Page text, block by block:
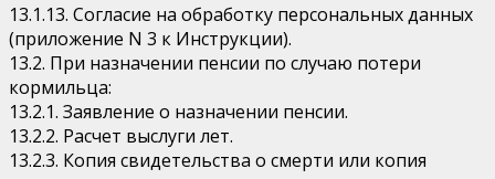
13.1.13. Согласие на обработку персональных данных
(приложение N 3 к Инструкции).
13.2. При назначении пенсии по случаю потери
кормильца:
13.2.1. Заявление о назначении пенсии.
13.2.2. Расчет выслуги лет.
13.2.3. Копия свидетельства о смерти или копия